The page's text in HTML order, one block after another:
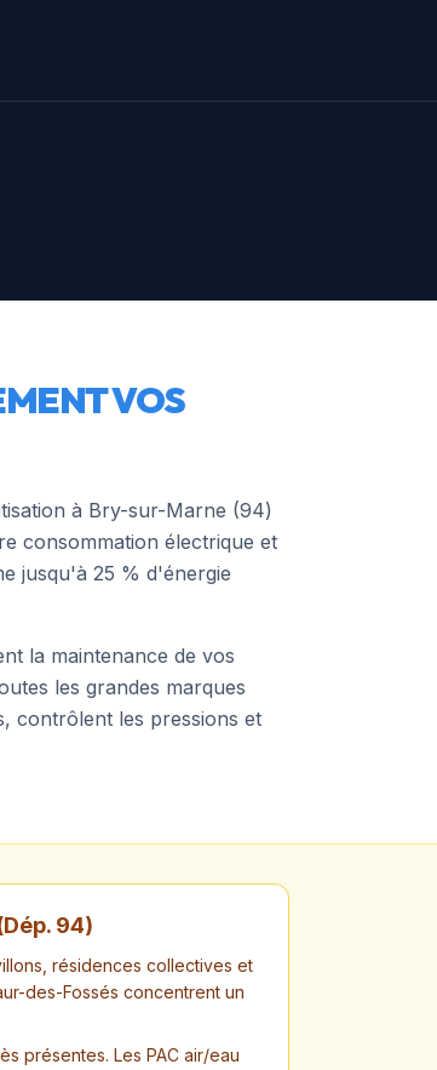
VOS
à Bry-sur-Marne (94)
consommation électrique et
jusqu'à 25 % d'énergie
la maintenance de vos
les grandes marques
contrôlent les pressions et
94)
résidences collectives et
des-Fossés concentrent un
présentes. Les PAC air/eau